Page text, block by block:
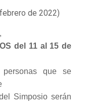
de 2022)
del 11 al 15 de
que se
Simposio serán